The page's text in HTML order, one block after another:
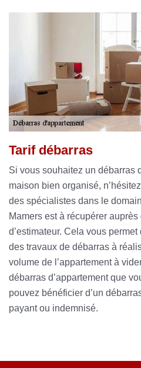
Tarif débarras
Si vous souhaitez un débarras
maison bien organisé,
des spécialistes dans le
Mamers est à récupérer
d’estimateur. Cela vous
des travaux de débarras à
volume de l’appartement à
débarras d’appartement que
pouvez bénéficier d’un
payant ou indemnisé.